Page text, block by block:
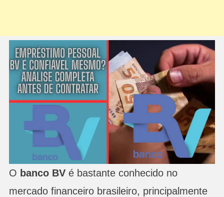
O banco BV é bastante conhecido no
mercado financeiro brasileiro, principalmente